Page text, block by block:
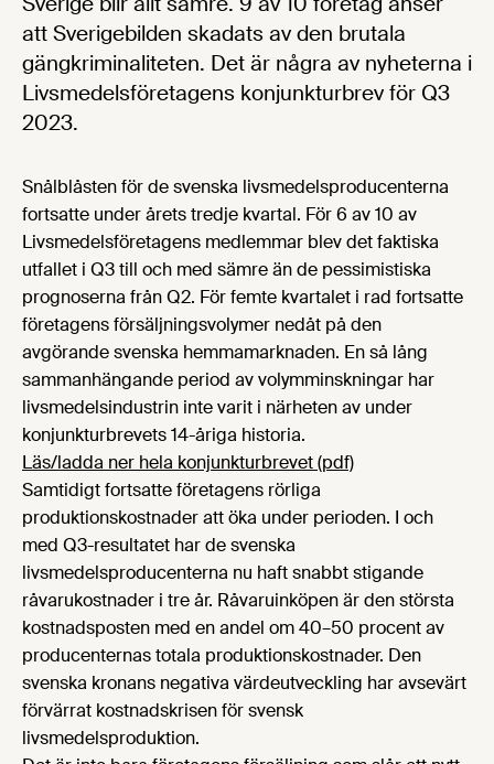
att Sverigebilden skadats av den brutala
gängkriminaliteten. Det är några av nyheterna i
Livsmedelsföretagens konjunkturbrev för Q3
2023.
Snålblåsten för de svenska livsmedelsproducenterna
fortsatte under årets tredje kvartal. För 6 av 10 av
Livsmedelsföretagens medlemmar blev det faktiska
utfallet i Q3 till och med sämre än de pessimistiska
prognoserna från Q2. För femte kvartalet i rad fortsatte
företagens försäljningsvolymer nedåt på den
avgörande svenska hemmamarknaden. En så lång
sammanhängande period av volymminskningar har
livsmedelsindustrin inte varit i närheten av under
konjunkturbrevets 14-åriga historia.
Läs/ladda ner hela konjunkturbrevet (pdf)
Samtidigt fortsatte företagens rörliga
produktionskostnader att öka under perioden. I och
med Q3-resultatet har de svenska
livsmedelsproducenterna nu haft snabbt stigande
råvarukostnader i tre år. Råvaruinköpen är den största
kostnadsposten med en andel om 40–50 procent av
producenternas totala produktionskostnader. Den
svenska kronans negativa värdeutveckling har avsevärt
förvärrat kostnadskrisen för svensk
livsmedelsproduktion.